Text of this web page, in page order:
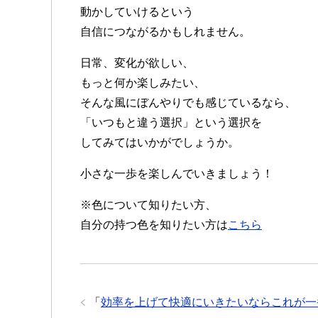
動かしていけるという
自信につながるかもしれません。
日常、変化が欲しい、
もっと何か楽しみたい、
そんな風にぼんやりでも感じているなら、
「いつもと違う選択」という選択を
してみてはいかがでしょうか。
小さな一歩を楽しんでいきましょう！
※色について知りたい方、
自分の持つ色を知りたい方はこちら
「 効率を上げて快適にいきたいならこれが